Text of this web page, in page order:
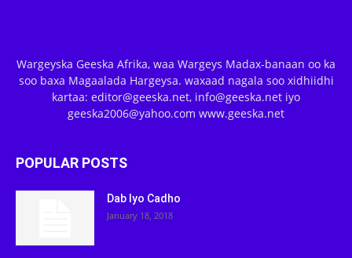
Wargeyska Geeska Afrika, waa Wargeys Madax-banaan oo ka
soo baxa Magaalada Hargeysa. waxaad nagala soo xidhiidhi
kartaa: editor@geeska.net, info@geeska.net iyo
geeska2006@yahoo.com www.geeska.net
POPULAR POSTS
Dab Iyo Cadho
January 18, 2018